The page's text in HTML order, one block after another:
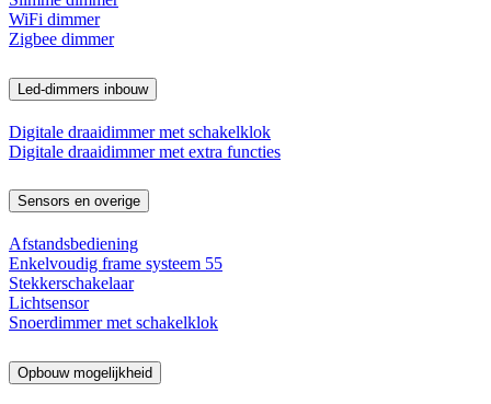
WiFi dimmer
Zigbee dimmer
Led-dimmers inbouw
Digitale draaidimmer met schakelklok
Digitale draaidimmer met extra functies
Sensors en overige
Afstandsbediening
Enkelvoudig frame systeem 55
Stekkerschakelaar
Lichtsensor
Snoerdimmer met schakelklok
Opbouw mogelijkheid